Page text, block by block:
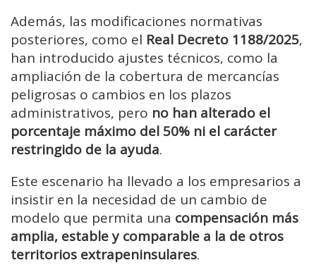
Además, las modificaciones normativas
posteriores, como el Real Decreto 1188/2025,
han introducido ajustes técnicos, como la
ampliación de la cobertura de mercancías
peligrosas o cambios en los plazos
administrativos, pero no han alterado el
porcentaje máximo del 50% ni el carácter
restringido de la ayuda.
Este escenario ha llevado a los empresarios a
insistir en la necesidad de un cambio de
modelo que permita una compensación más
amplia, estable y comparable a la de otros
territorios extrapeninsulares.